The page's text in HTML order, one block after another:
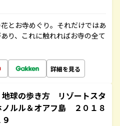
とお寺めぐり。それだけではあ
り、これに触れればお寺の全て
詳細を見る
球の歩き方 リゾートスタ
ルル＆オアフ島 ２０１８